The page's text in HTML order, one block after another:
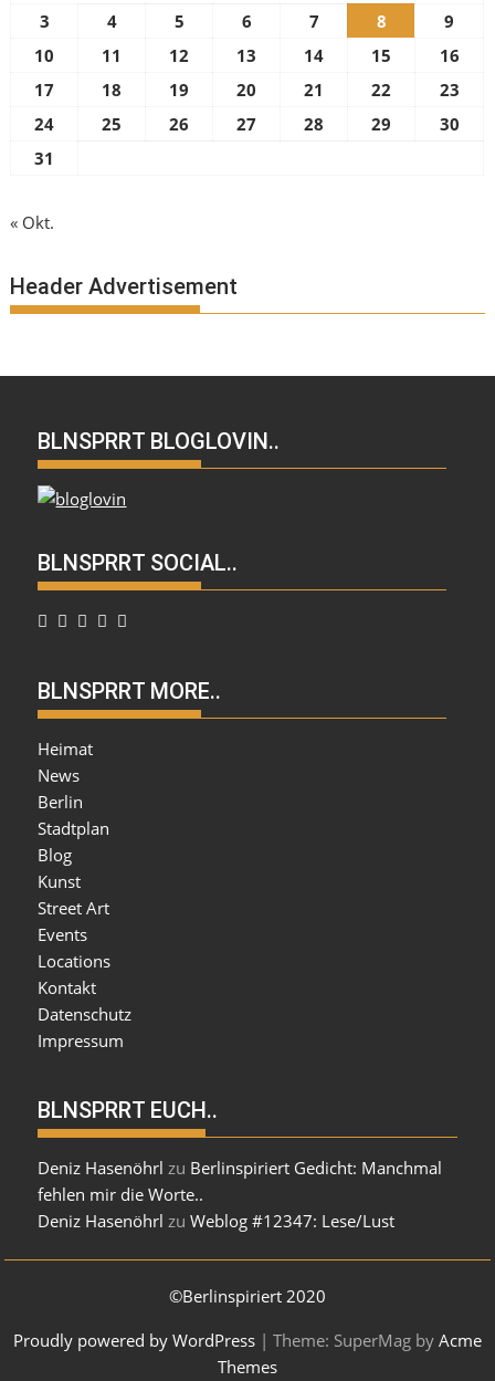
3
4 5 6 7 8
9
10
11 12 13 14 15
16
17
18 19 20 21 22
23
24
25 26 27 28 29
30
31
« Okt.
Header Advertisement
BLNSPRRT BLOGLOVIN..
BLNSPRRT SOCIAL..
BLNSPRRT MORE..
Heimat
News
Berlin
Stadtplan
Blog
Kunst
Street Art
Events
Locations
Kontakt
Datenschutz
Impressum
BLNSPRRT EUCH..
Deniz Hasenöhrl zu Berlinspiriert Gedicht: Manchmal
fehlen mir die Worte..
Deniz Hasenöhrl zuWeblog #12347: Lese/Lust
©Berlinspiriert 2020
Proudly powered by WordPress | Theme: SuperMag by Acme
Themes